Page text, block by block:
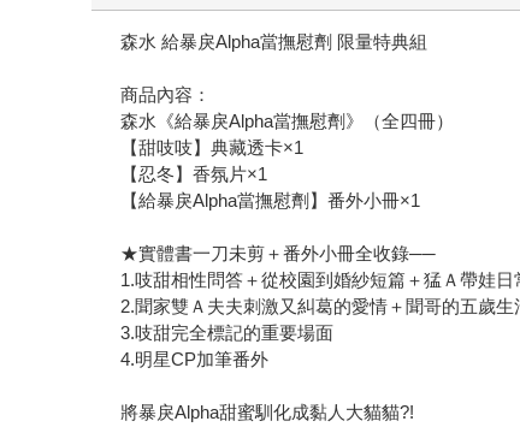
森水 給暴戾Alpha當撫慰劑 限量特典組
商品內容：
森水《給暴戾Alpha當撫慰劑》（全四冊）
【甜吱吱】典藏透卡×1
【忍冬】香氛片×1
【給暴戾Alpha當撫慰劑】番外小冊×1
★實體書一刀未剪＋番外小冊全收錄──
1.吱甜相性問答＋從校園到婚紗短篇＋猛Ａ帶娃日
2.聞家雙Ａ夫夫刺激又糾葛的愛情＋聞哥的五歲生
3.吱甜完全標記的重要場面
4.明星CP加筆番外
將暴戾Alpha甜蜜馴化成黏人大貓貓?!